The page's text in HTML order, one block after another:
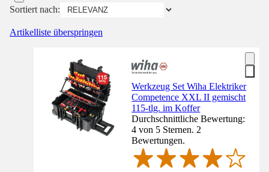
Sortiert nach:
Artikelliste überspringen
Werkzeug Set Wiha Elektriker
Competence XXL II gemischt
115-tlg. im Koffer
Durchschnittliche Bewertung:
4 von 5 Sternen. 2
Bewertungen.